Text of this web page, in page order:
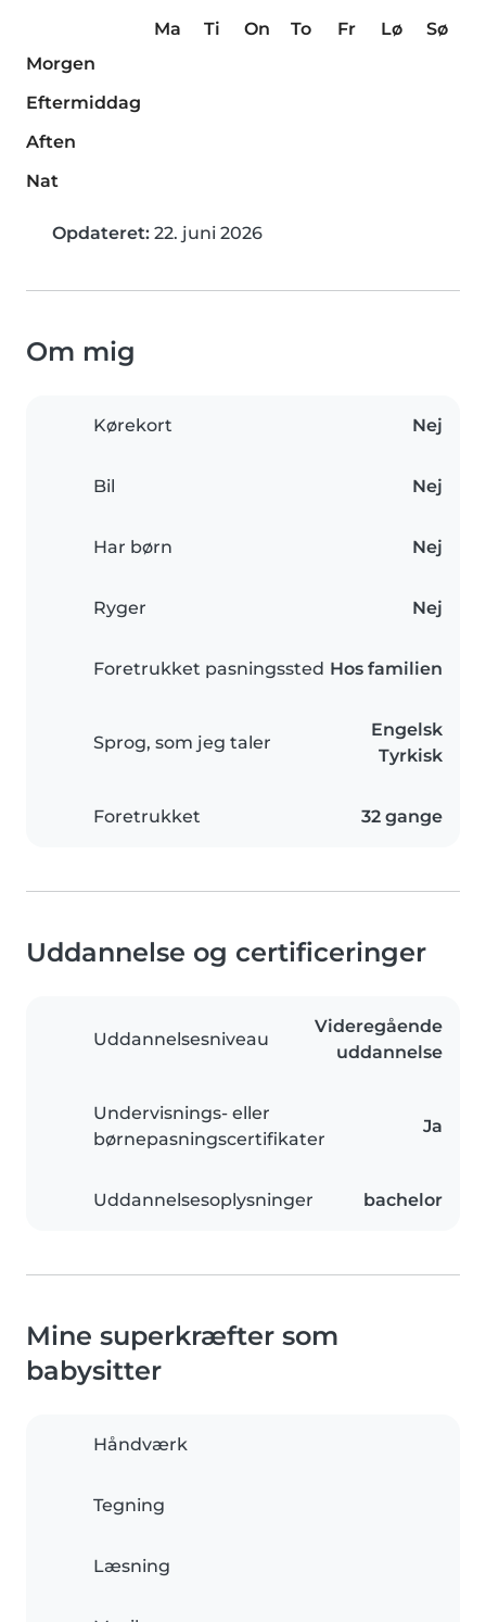
Ma Ti On To Fr Lø
Sø
Morgen
Eftermiddag
Aften
Nat
Opdateret: 22. juni 2026
Om mig
Kørekort Nej
Bil Nej
Har børn Nej
Ryger Nej
Foretrukket pasningssted Hos familien
Sprog, som jeg taler
Engelsk
Tyrkisk
Foretrukket 32 gange
Uddannelse og certificeringer
Uddannelsesniveau
Videregående
uddannelse
Undervisnings- eller
børnepasningscertifikater
Ja
Uddannelsesoplysninger bachelor
Mine superkræfter som
babysitter
Håndværk
Tegning
Læsning